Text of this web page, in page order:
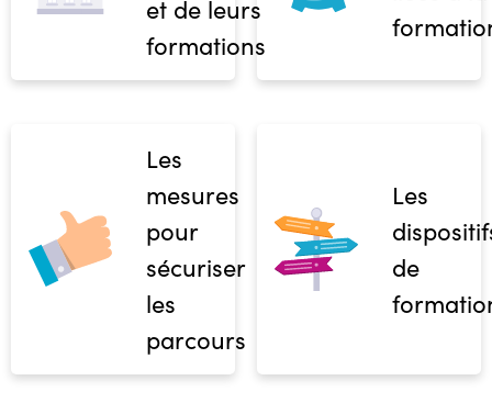
et de leurs
formations
Les
mesures
pour
sécuriser
les
parcours
Les
de